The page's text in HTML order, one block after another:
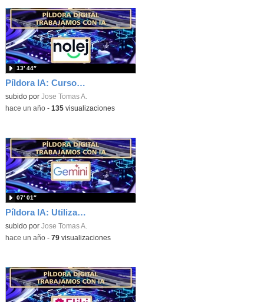
Píldora IA: Cursos completos con Nolej
subido por Jose Tomas A.
13′ 44″
-hace un año- 135visualizaciones
Píldora IA: Utilización de Gemini Deep Research
subido por Jose Tomas A.
07′ 01″
-hace un año- 79visualizaciones